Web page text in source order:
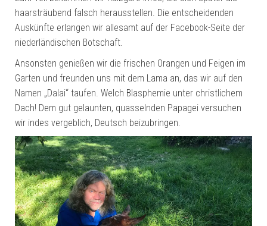
haarsträubend falsch herausstellen. Die entscheidenden
Auskünfte erlangen wir allesamt auf der Facebook-Seite der
niederländischen Botschaft.
Ansonsten genießen wir die frischen Orangen und Feigen im
Garten und freunden uns mit dem Lama an, das wir auf den
Namen „Dalai“ taufen. Welch Blasphemie unter christlichem
Dach! Dem gut gelaunten, quasselnden Papagei versuchen
wir indes vergeblich, Deutsch beizubringen.